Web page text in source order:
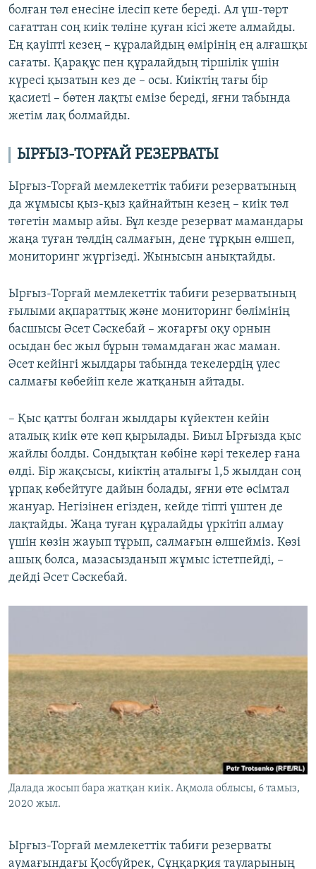
болған төл енесіне ілесіп кете береді. Ал үш-төрт
сағаттан соң киік төліне қуған кісі жете алмайды.
Ең қауіпті кезең – құралайдың өмірінің ең алғашқы
сағаты. Қарақұс пен құралайдың тіршілік үшін
күресі қызатын кез де – осы. Киіктің тағы бір
қасиеті – бөтен лақты емізе береді, яғни табында
жетім лақ болмайды.
ЫРҒЫЗ-ТОРҒАЙ РЕЗЕРВАТЫ
Ырғыз-Торғай мемлекеттік табиғи резерватының
да жұмысы қыз-қыз қайнайтын кезең – киік төл
төгетін мамыр айы. Бұл кезде резерват мамандары
жаңа туған төлдің салмағын, дене тұрқын өлшеп,
мониторинг жүргізеді. Жынысын анықтайды.
Ырғыз-Торғай мемлекеттік табиғи резерватының
ғылыми ақпараттық және мониторинг бөлімінің
басшысы Әсет Сәскебай – жоғарғы оқу орнын
осыдан бес жыл бұрын тәмамдаған жас маман.
Әсет кейінгі жылдары табында текелердің үлес
салмағы көбейіп келе жатқанын айтады.
– Қыс қатты болған жылдары күйектен кейін
аталық киік өте көп қырылады. Биыл Ырғызда қыс
жайлы болды. Сондықтан көбіне кәрі текелер ғана
өлді. Бір жақсысы, киіктің аталығы 1,5 жылдан соң
ұрпақ көбейтуге дайын болады, яғни өте өсімтал
жануар. Негізінен егізден, кейде тіпті үштен де
лақтайды. Жаңа туған құралайды үркітіп алмау
үшін көзін жауып тұрып, салмағын өлшейміз. Көзі
ашық болса, мазасызданып жұмыс істетпейді, –
дейді Әсет Сәскебай.
Далада жосып бара жатқан киік. Ақмола облысы, 6 тамыз,
2020 жыл.
Ырғыз-Торғай мемлекеттік табиғи резерваты
аумағындағы Қосбүйрек, Сұңқарқия тауларының